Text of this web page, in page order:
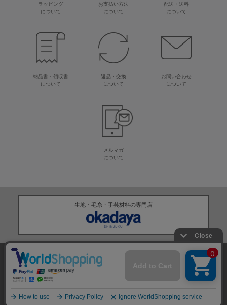
ラッピング
について
お支払い方法
について
配送・送料
について
納品書・領収書
について
返品・交換
について
お問い合わせ
について
メルマガ
について
生地・毛糸・手芸材料の専門店
株式会社オカダヤ
特定商取引法に基づく表記 プライバシーポリシー サイトマップ